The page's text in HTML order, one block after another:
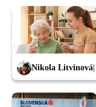
Nikola Litvinová